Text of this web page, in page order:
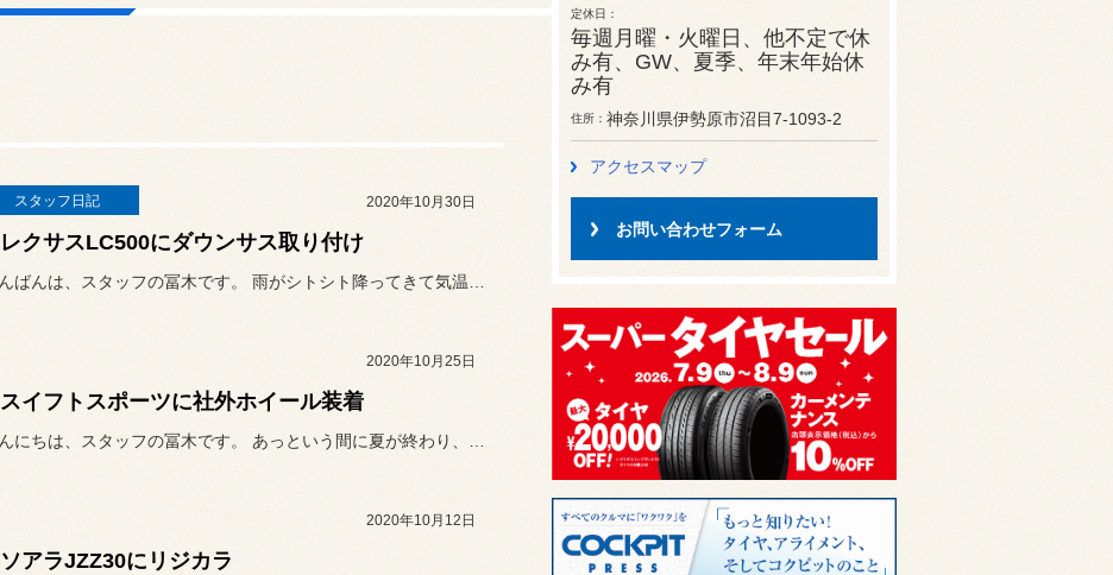
スタッフ日記 2020年10月30日
レクサスLC500にダウンサス取り付け
2020年10月25日
スイフトスポーツに社外ホイール装着
2020年10月12日
ソアラJZZ30にリジカラ
定休日
毎週月曜・火曜日、他不定で休
み有、GW、夏季、年末年始休
み有
住所 神奈川県伊勢原市沼目7-1093-2
アクセスマップ
お問い合わせフォーム